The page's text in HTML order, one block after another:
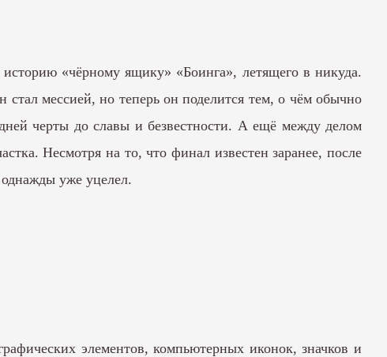
«чёрному ящику» «Боинга», летящего в никуда.
мессией, но теперь он поделится тем, о чём обычно
черты до славы и безвестности. А ещё между делом
Несмотря на то, что финал известен заранее, после
однажды уже уцелел.
элементов, компьютерных иконок, значков и